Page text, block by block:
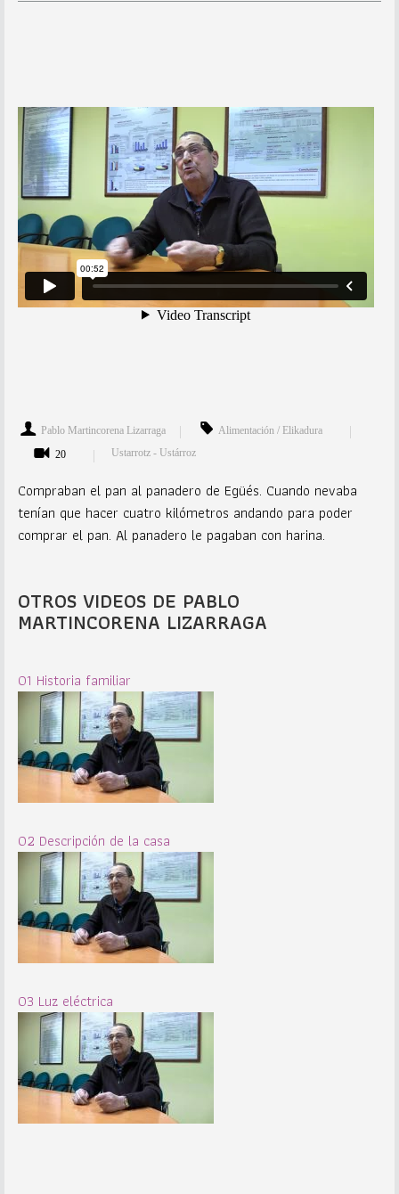
Pablo Martincorena Lizarraga
Alimentación / Elikadura
20
Ustarrotz - Ustárroz
Compraban el pan al panadero de Egüés. Cuando nevaba
tenían que hacer cuatro kilómetros andando para poder
comprar el pan. Al panadero le pagaban con harina.
OTROS VIDEOS DE PABLO
MARTINCORENA LIZARRAGA
01 Historia familiar
02 Descripción de la casa
03 Luz eléctrica